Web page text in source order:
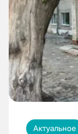
Актуальное